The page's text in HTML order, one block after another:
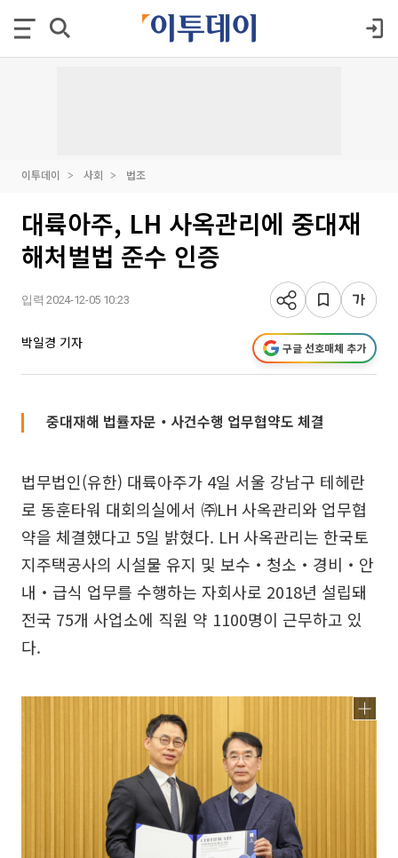
이투데이 사회 법조
대륙아주, LH 사옥관리에 중대재
해처벌법 준수 인증
입력 2024-12-05 10:23
박일경 기자 구글 선호매체 추가
중대재해 법률자문‧사건수행 업무협약도 체결
법무법인(유한) 대륙아주가 4일 서울 강남구 테헤란
로 동훈타워 대회의실에서 ㈜LH 사옥관리와 업무협
약을 체결했다고 5일 밝혔다. LH 사옥관리는 한국토
지주택공사의 시설물 유지 및 보수‧청소‧경비‧안
내‧급식 업무를 수행하는 자회사로 2018년 설립돼
전국 75개 사업소에 직원 약 1100명이 근무하고 있
다.